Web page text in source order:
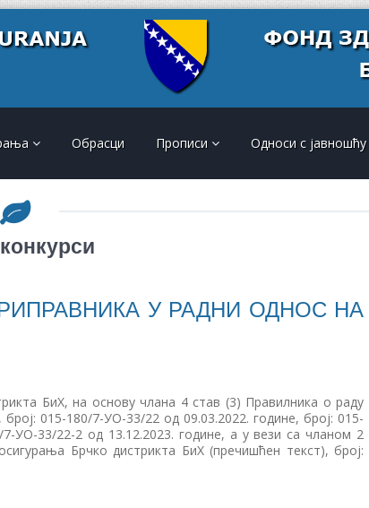
Обрасци Прописи Односи с јавношћу
У РАДНИ ОДНОС НА
БиХ, на основу члана 4 став (3) Правилника о раду
015-180/7-УО-33/22 од 09.03.2022. године, број: 015-
УО-33/22-2 од 13.12.2023. године, а у вези са чланом 2
Брчко дистрикта БиХ (пречишћен текст), број: